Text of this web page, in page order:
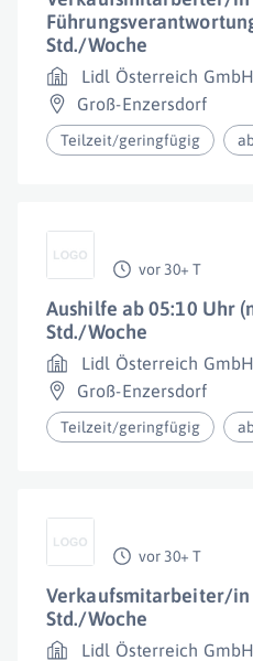
Std./Woche
Lidl Österreich GmbH
Groß-Enzersdorf
Teilzeit/geringfügig
vor 30+ T
Aushilfe ab 05:10 Uhr
Std./Woche
Lidl Österreich GmbH
Groß-Enzersdorf
Teilzeit/geringfügig
vor 30+ T
Verkaufsmitarbeiter/
Std./Woche
Lidl Österreich GmbH